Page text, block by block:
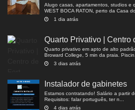
Alugo casas, apartamentos, studios e
WEST BOCA RATON, perto da Casa
1 dia atrás
Quarto Privativo | Centro
Quarto privativo em apto de alto
Broward College, 5 min da praia.
3 dias atrás
Instalador de gabinetes
Estamos contratando! Salário a partir
Requisitos: falar português, ter n...
4 dias atrás